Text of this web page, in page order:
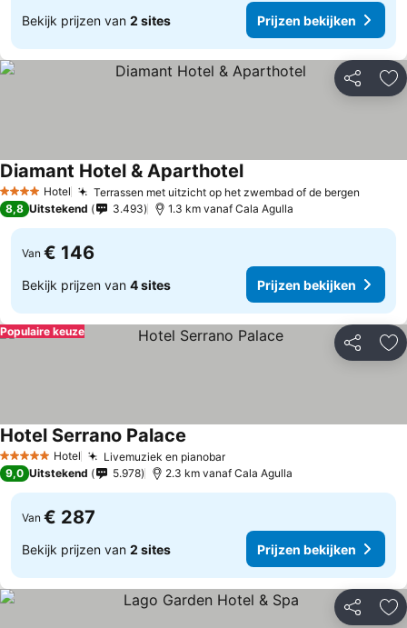
Bekijk prijzen van 2 sites Prijzen bekijken
Delen
4 SterrenHotel Terrassen met uitzicht op het zwembad of de bergen
Diamant Hotel & Aparthotel
8,8 Uitstekend 3.493 1.3 km vanaf Cala Agulla
Van € 146
Bekijk prijzen van 4 sites Prijzen bekijken
Delen
Populaire keuze
5 Sterren Hotel Livemuziek en pianobar
Hotel Serrano Palace
9,0 Uitstekend 5.978 2.3 km vanaf Cala Agulla
Van € 287
Bekijk prijzen van 2 sites Prijzen bekijken
Delen